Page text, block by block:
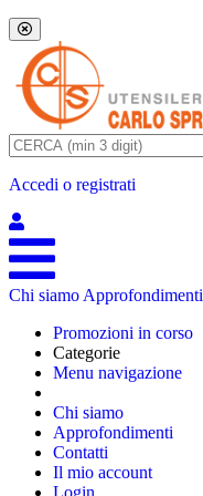
Accedi o registrati
Chi siamo Approfondimenti
Promozioni in corso
Categorie
Menu navigazione
Chi siamo
Approfondimenti
Contatti
Il mio account